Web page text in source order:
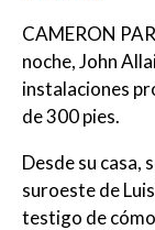
CAMERON
noche, John
instalaciones
de 300 pies.
Desde su casa,
suroeste de
testigo de